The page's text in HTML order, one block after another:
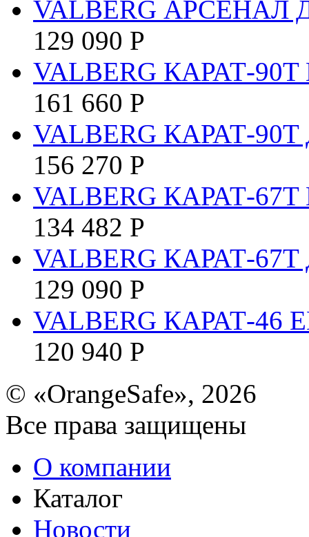
VALBERG АРСЕНАЛ
129 090 Р
VALBERG КАРАТ-90T
161 660 Р
VALBERG КАРАТ-90T
156 270 Р
VALBERG КАРАТ-67T
134 482 Р
VALBERG КАРАТ-67T
129 090 Р
VALBERG КАРАТ-46
120 940 Р
© «OrangeSafe», 2026
Все права защищены
О компании
Каталог
Новости